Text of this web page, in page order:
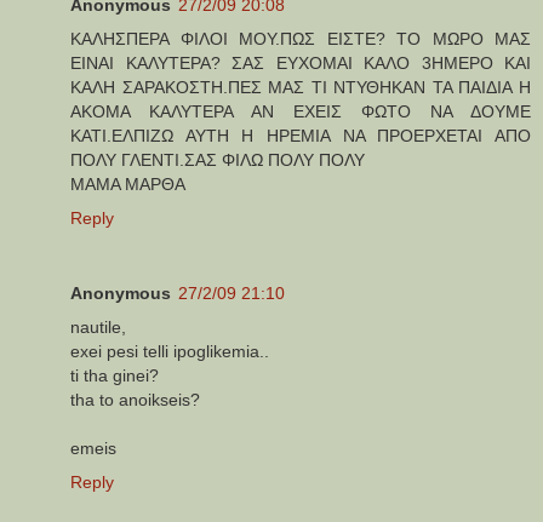
Anonymous 27/2/09 20:08
ΚΑΛΗΣΠΕΡΑ ΦΙΛΟΙ ΜΟΥ.ΠΩΣ ΕΙΣΤΕ? ΤΟ ΜΩΡΟ ΜΑΣ
ΕΙΝΑΙ ΚΑΛΥΤΕΡΑ? ΣΑΣ ΕΥΧΟΜΑΙ ΚΑΛΟ 3ΗΜΕΡΟ ΚΑΙ
ΚΑΛΗ ΣΑΡΑΚΟΣΤΗ.ΠΕΣ ΜΑΣ ΤΙ ΝΤΥΘΗΚΑΝ ΤΑ ΠΑΙΔΙΑ Η
ΑΚΟΜΑ ΚΑΛΥΤΕΡΑ ΑΝ ΕΧΕΙΣ ΦΩΤΟ ΝΑ ΔΟΥΜΕ
ΚΑΤΙ.ΕΛΠΙΖΩ ΑΥΤΗ Η ΗΡΕΜΙΑ ΝΑ ΠΡΟΕΡΧΕΤΑΙ ΑΠΟ
ΠΟΛΥ ΓΛΕΝΤΙ.ΣΑΣ ΦΙΛΩ ΠΟΛΥ ΠΟΛΥ
ΜΑΜΑ ΜΑΡΘΑ
Reply
Anonymous 27/2/09 21:10
nautile,
exei pesi telli ipoglikemia..
ti tha ginei?
tha to anoikseis?
emeis
Reply